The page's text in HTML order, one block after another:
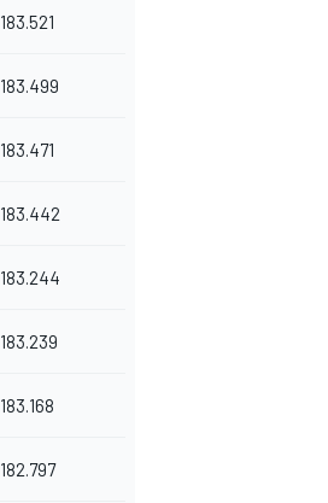
183.521
183.499
183.471
183.442
183.244
183.239
183.168
182.797